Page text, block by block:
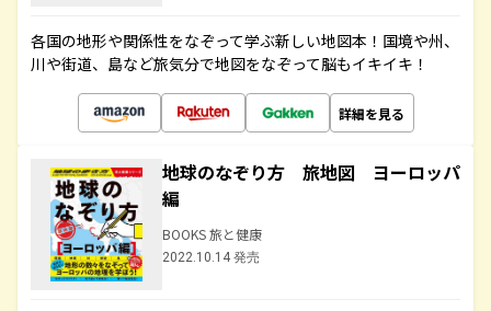
各国の地形や関係性をなぞって学ぶ新しい地図本！国境や州、
川や街道、島など旅気分で地図をなぞって脳もイキイキ！
詳細を見る
地球のなぞり方 旅地図 ヨーロッパ
編
BOOKS 旅と健康
2022.10.14 発売